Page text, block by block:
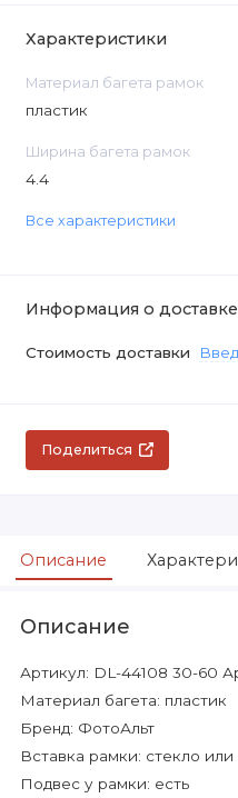
Характеристики
Материал багета рамок
пластик
Ширина багета рамок
4.4
Все характеристики
Информация о доставке
Стоимость доставки
Поделиться
Описание
Описание
Артикул: DL-44108 30-60
Материал багета: пластик
Бренд: ФотоАльт
Вставка рамки: стекло или
Подвес у рамки: есть